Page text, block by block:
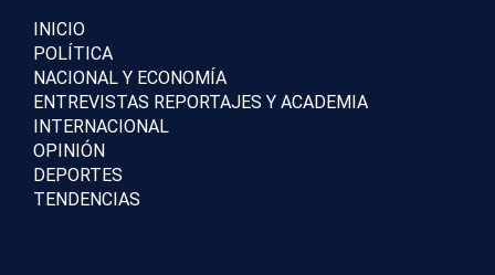
INICIO
POLÍTICA
NACIONAL Y ECONOMÍA
ENTREVISTAS REPORTAJES Y ACADEMIA
INTERNACIONAL
OPINIÓN
DEPORTES
TENDENCIAS